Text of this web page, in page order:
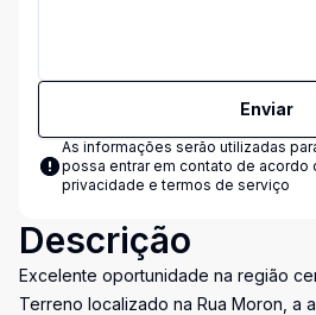
Enviar
As informações serão utilizadas
possa entrar em contato de acordo
privacidade e termos de serviço
Descrição
Excelente oportunidade na região
Terreno localizado na Rua Moron, a